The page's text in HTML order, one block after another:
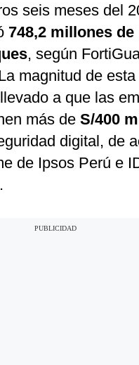
seis meses del
748,2 millones
, según
magnitud de esta
a que las
más de S/400
digital, de
de Ipsos Perú e